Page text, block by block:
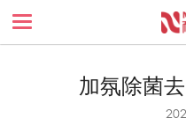
加氛除菌